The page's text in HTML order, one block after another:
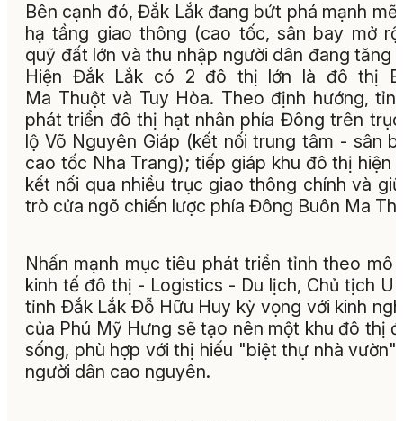
Bên cạnh đó, Đắk Lắk đang bứt phá mạnh mẽ
hạ tầng giao thông (cao tốc, sân bay mở
quỹ đất lớn và thu nhập người dân đang tăng
Hiện Đắk Lắk có 2 đô thị lớn là đô thị
Ma Thuột và Tuy Hòa. Theo định hướng,
phát triển đô thị hạt nhân phía Đông trên
lộ Võ Nguyên Giáp (kết nối trung tâm - sân
cao tốc Nha Trang); tiếp giáp khu đô thị hiện
kết nối qua nhiều trục giao thông chính và
trò cửa ngõ chiến lược phía Đông Buôn Ma
Nhấn mạnh mục tiêu phát triển tỉnh theo mô
kinh tế đô thị - Logistics - Du lịch, Chủ tịch
tỉnh Đắk Lắk Đỗ Hữu Huy kỳ vọng với kinh
của Phú Mỹ Hưng sẽ tạo nên một khu đô thị
sống, phù hợp với thị hiếu "biệt thự nhà vườn"
người dân cao nguyên.